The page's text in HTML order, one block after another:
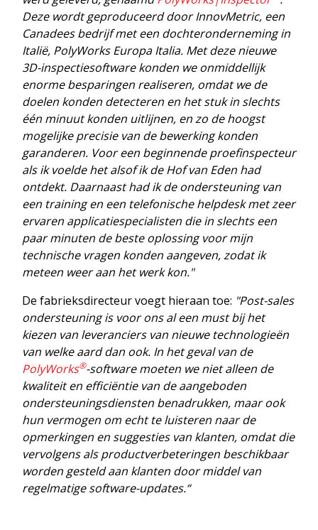
Deze wordt geproduceerd door InnovMetric, een
Canadees bedrijf met een dochteronderneming in
Italië, PolyWorks Europa Italia. Met deze nieuwe
3D-inspectiesoftware konden we onmiddellijk
enorme besparingen realiseren, omdat we de
doelen konden detecteren en het stuk in slechts
één minuut konden uitlijnen, en zo de hoogst
mogelijke precisie van de bewerking konden
garanderen. Voor een beginnende proefinspecteur
als ik voelde het alsof ik de Hof van Eden had
ontdekt. Daarnaast had ik de ondersteuning van
een training en een telefonische helpdesk met zeer
ervaren applicatiespecialisten die in slechts een
paar minuten de beste oplossing voor mijn
technische vragen konden aangeven, zodat ik
meteen weer aan het werk kon."
De fabrieksdirecteur voegt hieraan toe: "Post-sales
ondersteuning is voor ons al een must bij het
kiezen van leveranciers van nieuwe technologieën
van welke aard dan ook. In het geval van de
PolyWorks®-software moeten we niet alleen de
kwaliteit en efficiëntie van de aangeboden
ondersteuningsdiensten benadrukken, maar ook
hun vermogen om echt te luisteren naar de
opmerkingen en suggesties van klanten, omdat die
vervolgens als productverbeteringen beschikbaar
worden gesteld aan klanten door middel van
regelmatige software-updates.“